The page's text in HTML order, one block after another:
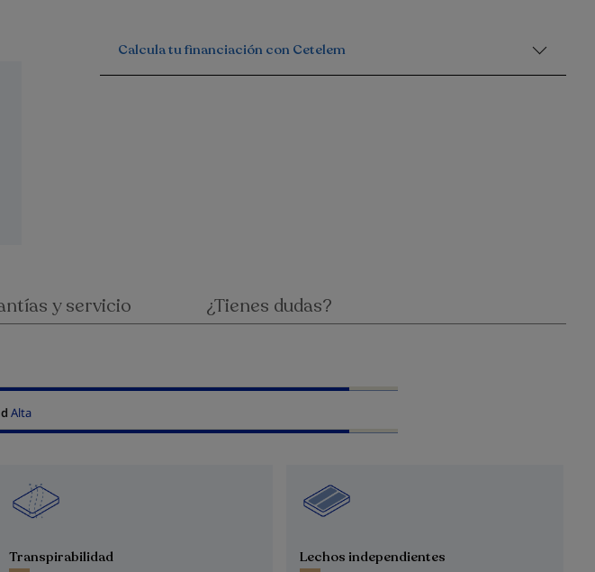
Calcula tu financiación con Cetelem
Alta
Transpirabilidad Lechos independientes
y servicio ¿Tienes dudas?